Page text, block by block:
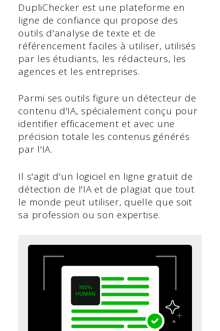
DupliChecker est une plateforme en
ligne de confiance qui propose des
outils d'analyse de texte et de
référencement faciles à utiliser, utilisés
par les étudiants, les rédacteurs, les
agences et les entreprises.
Parmi ses outils figure un détecteur de
contenu d'IA, spécialement conçu pour
identifier efficacement et avec une
précision totale les contenus générés
par l'IA.
Il s'agit d'un logiciel en ligne gratuit de
détection de l'IA et de plagiat que tout
le monde peut utiliser, quelle que soit
sa profession ou son expertise.